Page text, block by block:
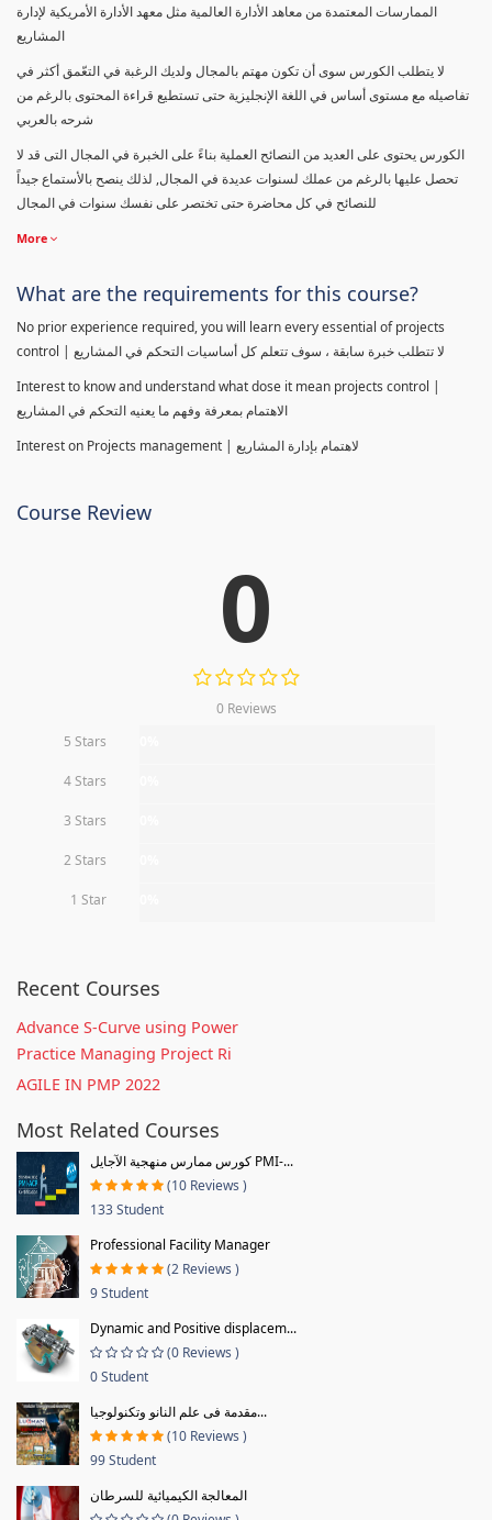
الممارسات المعتمدة من معاهد الأدارة العالمية مثل معهد الأدارة الأمريكية لإدارة
المشاريع
لا يتطلب الكورس سوى أن تكون مهتم بالمجال ولديك الرغبة في التعّمق أكثر في
تفاصيله مع مستوى أساس في اللغة الإنجليزية حتى تستطيع قراءة المحتوى بالرغم من
شرحه بالعربي
الكورس يحتوى على العديد من النصائح العملية بناءً على الخبرة في المجال التى قد لا
تحصل عليها بالرغم من عملك لسنوات عديدة في المجال, لذلك ينصح بالأستماع جيداً
للنصائح في كل محاضرة حتى تختصر على نفسك سنوات في المجال
More
What are the requirements for this course?
No prior experience required, you will learn every essential of projects
control | لا تتطلب خبرة سابقة ، سوف تتعلم كل أساسيات التحكم في المشاريع
Interest to know and understand what dose it mean projects control |
الاهتمام بمعرفة وفهم ما يعنيه التحكم في المشاريع
Interest on Projects management | لاهتمام بإدارة المشاريع
Course Review
0
0 Reviews
5 Stars
4 Stars
3 Stars
2 Stars
1 Star
Recent Courses
Advance S-Curve using Power
Practice Managing Project Ri
AGILE IN PMP 2022
Most Related Courses
كورس ممارس منهجية الآجايل PMI-...
(10 Reviews )
133 Student
Professional Facility Manager
(2 Reviews )
9 Student
Dynamic and Positive displacem...
(0 Reviews )
0 Student
مقدمة فى علم النانو وتكنولوجيا...
(10 Reviews )
99 Student
المعالجة الكيميائية للسرطان